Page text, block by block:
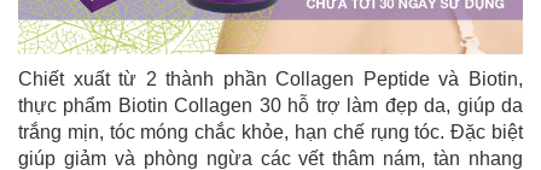
Chiết xuất từ 2 thành phần Collagen Peptide và Biotin,
thực phẩm Biotin Collagen 30 hỗ trợ làm đẹp da, giúp da
trắng mịn, tóc móng chắc khỏe, hạn chế rụng tóc. Đặc biệt
giúp giảm và phòng ngừa các vết thâm nám, tàn nhang